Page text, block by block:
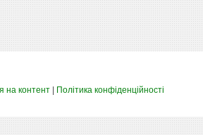
на контент
Політика конфіденційності